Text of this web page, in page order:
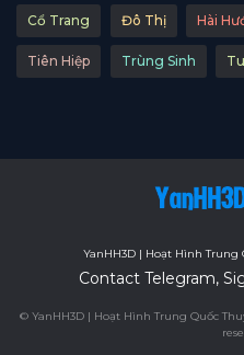
Cổ Trang Đô Thị Hài
Tiên Hiệp Trùng Sinh
YanHH3D | Hoạt Hình
Contact Telegram,
© YanHH3D | Hoạt Hình Trung Quốc